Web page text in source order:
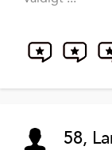
58,